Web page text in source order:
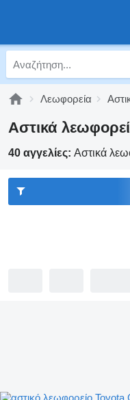
Λεωφορεία
Αστικά
40 αγγελίες: Αστικά